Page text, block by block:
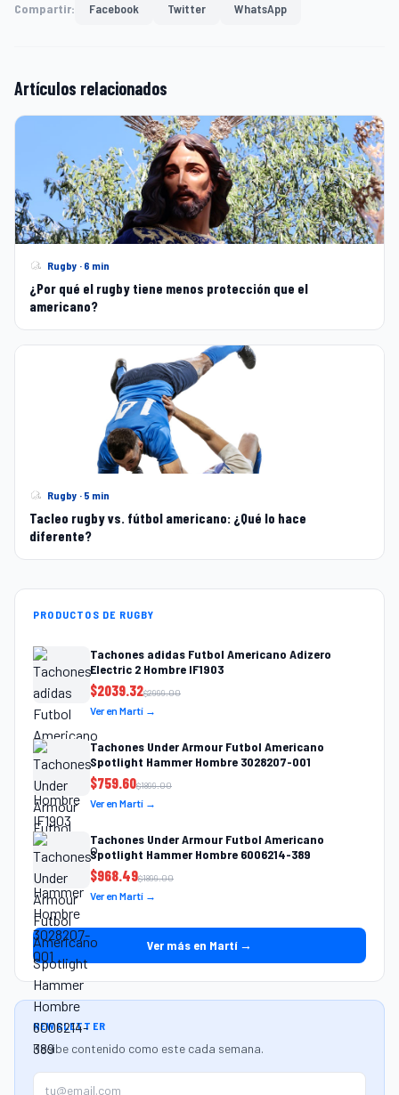
Compartir: Facebook Twitter WhatsApp
Artículos relacionados
Rugby · 6 min
¿Por qué el rugby tiene menos protección que el
americano?
Rugby · 5 min
Tacleo rugby vs. fútbol americano: ¿Qué lo hace
diferente?
PRODUCTOS DE RUGBY
Tachones adidas Futbol Americano Adizero
Electric 2 Hombre IF1903
$2039.32$2999.00
Ver en Martí →
Tachones Under Armour Futbol Americano
Spotlight Hammer Hombre 3028207-001
$759.60$1899.00
Ver en Martí →
Tachones Under Armour Futbol Americano
Spotlight Hammer Hombre 6006214-389
$968.49$1899.00
Ver en Martí →
Ver más en Martí →
NEWSLETTER
Recibe contenido como este cada semana.